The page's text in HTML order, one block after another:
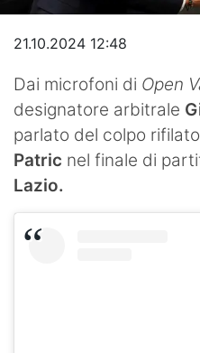
21.10.2024 12:48
Dai microfoni di Open
designatore arbitrale
parlato del colpo
Patric nel finale di
Lazio.